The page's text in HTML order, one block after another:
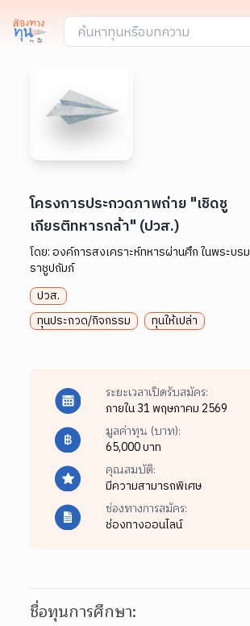
โครงการประกวดภาพถ่าย "เชิดชู
เกียรติทหารกล้า" (ปวส.)
โดย:องค์การสงเคราะห์ทหารผ่านศึก ในพระบรม
ราชูปถัมภ์
ปวส.
ทุนประกวด/กิจกรรม
ทุนให้เปล่า
ระยะเวลาเปิดรับสมัคร:
ภายใน 31 พฤษภาคม 2569
มูลค่าทุน (บาท):
65,000 บาท
คุณสมบัติ:
มีความสามารถพิเศษ
ช่องทางการสมัคร:
ช่องทางออนไลน์
ชื่อทุนการศึกษา: